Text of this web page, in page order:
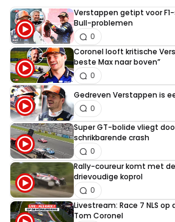
Verstappen getipt voor
Bull-problemen
0
Coronel looft kritische
beste Max naar boven”
0
Gedreven Verstappen is
0
Super GT-bolide vliegt
schrikbarende crash
0
Rally-coureur komt met
drievoudige koprol
0
Livestream: Race 7 NLS
Tom Coronel